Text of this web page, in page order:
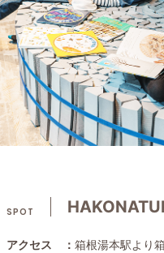
SPOT
アクセス ： 箱根湯本駅より